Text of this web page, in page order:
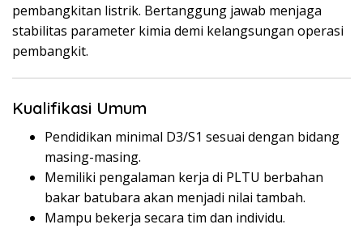
pembangkitan listrik. Bertanggung jawab menjaga
stabilitas parameter kimia demi kelangsungan operasi
pembangkit.
Kualifikasi Umum
Pendidikan minimal D3/S1 sesuai dengan bidang
masing-masing.
Memiliki pengalaman kerja di PLTU berbahan
bakar batubara akan menjadi nilai tambah.
Mampu bekerja secara tim dan individu.